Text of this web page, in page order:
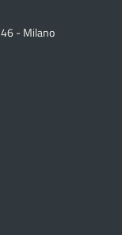
- Milano